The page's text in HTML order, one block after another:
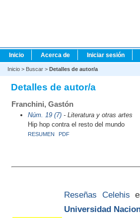
Inicio Acerca de Iniciar sesión
Inicio > Buscar > Detalles de autor/a
Detalles de autor/a
Franchini, Gastón
Núm. 19 (7)- Literatura y otras artes
Hip hop contra el resto del mundo
RESUMEN PDF
Reseñas Celehis
Universidad